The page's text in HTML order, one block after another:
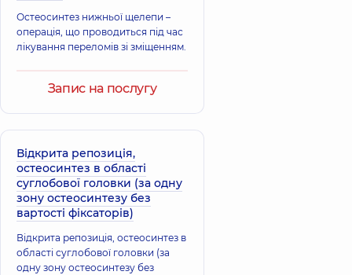
Остеосинтез нижньої щелепи –
операція, що проводиться під час
лікування переломів зі зміщенням.
Запис на послугу
Відкрита репозиція,
остеосинтез в області
суглобової головки (за одну
зону остеосинтезу без
вартості фіксаторів)
Відкрита репозиція, остеосинтез в
області суглобової головки (за
одну зону остеосинтезу без